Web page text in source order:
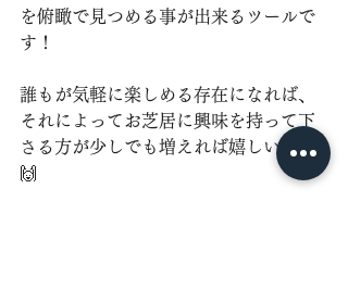
を俯瞰で見つめる事が出来るツールで
す！⁡
⁡誰もが気軽に楽しめる存在になれば、
それによってお芝居に興味を持って下
さる方が少しでも増えれば嬉しいです
🙌